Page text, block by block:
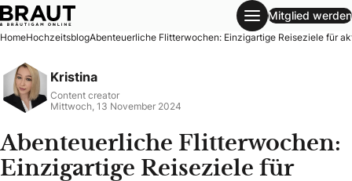
Abenteuerliche Flitterwochen: Einzigartige Reiseziele für
Mitglied werden
HomeHochzeitsblogAbenteuerliche Flitterwochen: Einzigartige Reiseziele für
Kristina
Content creator
Mittwoch, 13 November 2024
Abenteuerliche Flitterwochen:
Einzigartige Reiseziele für